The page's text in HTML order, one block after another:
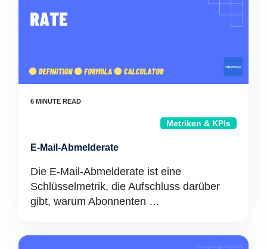
Metriken & KPIs
E-Mail-Abmelderate
Die E-Mail-Abmelderate ist eine
Schlüsselmetrik, die Aufschluss darüber
gibt, warum Abonnenten …